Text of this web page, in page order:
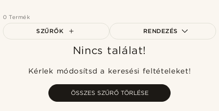
0 Termék
SZŰRŐK RENDEZÉS
A legkeresettebb
Legmagasabb ár
Nincs találat!
Kérlek módosítsd a keresési feltételeket!
ÖSSZES SZŰRŐ TÖRLÉSE